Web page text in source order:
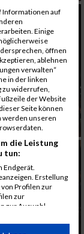
Informationen auf
Einige
öffnen
ablehnen
verwalten“
in der linken
zu widerrufen,
der Website
Seite können
werden unseren
die Leistung
tun:
Endgerät.
Erstellung
Profilen zur
zur
zur Auswahl
Statistiken oder